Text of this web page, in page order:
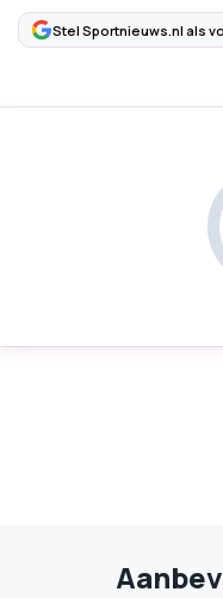
Stel Sportnieuws.nl als